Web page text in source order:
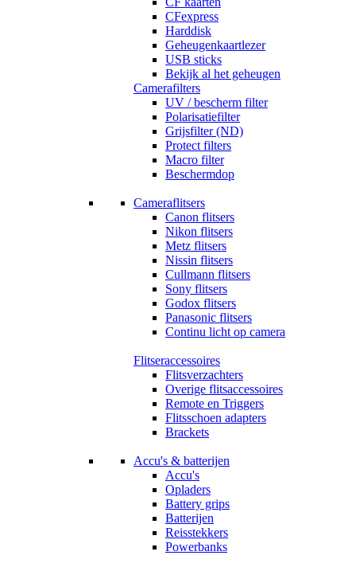
CFexpress
Harddisk
Geheugenkaartlezer
USB sticks
Bekijk al het geheugen
Camerafilters
UV / bescherm filter
Polarisatiefilter
Grijsfilter (ND)
Protect filters
Macro filter
Beschermdop
Cameraflitsers
Canon flitsers
Nikon flitsers
Metz flitsers
Nissin flitsers
Cullmann flitsers
Sony flitsers
Godox flitsers
Panasonic flitsers
Continu licht op camera
Flitseraccessoires
Flitsverzachters
Overige flitsaccessoires
Remote en Triggers
Flitsschoen adapters
Brackets
Accu's & batterijen
Accu's
Opladers
Battery grips
Batterijen
Reisstekkers
Powerbanks